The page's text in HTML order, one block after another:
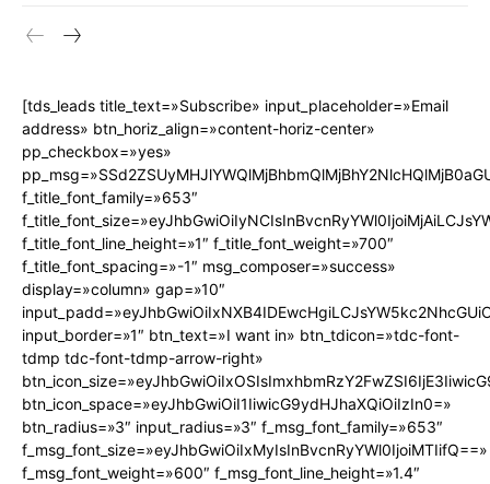
[tds_leads title_text=»Subscribe» input_placeholder=»Email
address» btn_horiz_align=»content-horiz-center»
pp_checkbox=»yes»
f_title_font_family=»653″
f_title_font_line_height=»1″ f_title_font_weight=»700″
f_title_font_spacing=»-1″ msg_composer=»success»
display=»column» gap=»10″
input_border=»1″ btn_text=»I want in» btn_tdicon=»tdc-font-
tdmp tdc-font-tdmp-arrow-right»
btn_icon_space=»eyJhbGwiOiI1IiwicG9ydHJhaXQiOiIzIn0=»
btn_radius=»3″ input_radius=»3″ f_msg_font_family=»653″
f_msg_font_size=»eyJhbGwiOiIxMyIsInBvcnRyYWl0IjoiMTIifQ==»
f_msg_font_weight=»600″ f_msg_font_line_height=»1.4″